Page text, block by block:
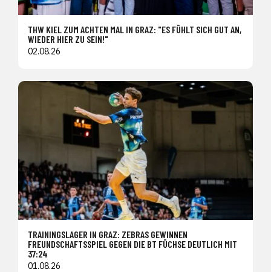
THW KIEL ZUM ACHTEN MAL IN GRAZ: "ES FÜHLT SICH GUT AN,
WIEDER HIER ZU SEIN!"
02.08.26
TRAININGSLAGER IN GRAZ: ZEBRAS GEWINNEN
FREUNDSCHAFTSSPIEL GEGEN DIE BT FÜCHSE DEUTLICH MIT
37:24
01.08.26